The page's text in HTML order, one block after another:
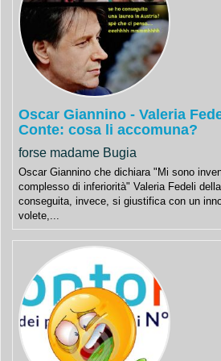
Oscar Giannino - Valeria
Conte: cosa li accomuna?
forse madame Bugia
Oscar Giannino che dichiara "Mi sono
complesso di inferiorità" Valeria Fedeli
conseguita, invece, si giustifica con un
volete,...